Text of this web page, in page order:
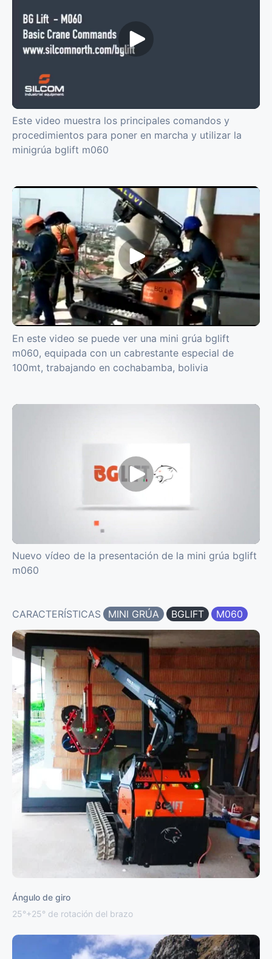
Este video muestra los principales comandos y
procedimientos para poner en marcha y utilizar la
minigrúa bglift m060
En este video se puede ver una mini grúa bglift
m060, equipada con un cabrestante especial de
100mt, trabajando en cochabamba, bolivia
Nuevo vídeo de la presentación de la mini grúa bglift
m060
CARACTERÍSTICAS MINI GRÚA BGLIFT M060
Ángulo de giro
25°+25° de rotación del brazo